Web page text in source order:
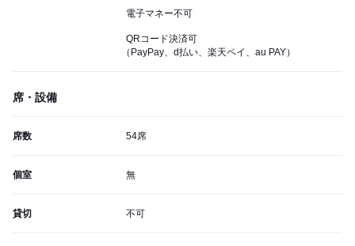
電子マネー不可
QRコード決済可
（PayPay、d払い、楽天ペイ、au PAY）
席・設備
席数 54席
個室 無
貸切 不可